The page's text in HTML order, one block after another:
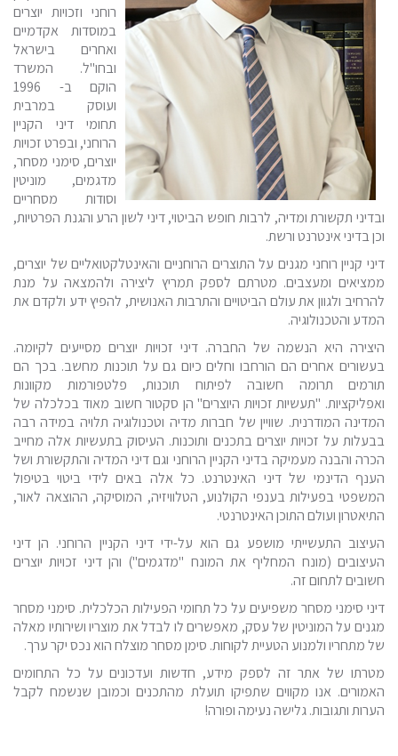
רוחני וזכויות יוצרים
במוסדות אקדמיים
ואחרים בישראל
ובחו"ל. המשרד
הוקם ב- 1996
ועוסק במרבית
תחומי דיני הקניין
הרוחני, ובפרט זכויות
יוצרים, סימני מסחר,
מדגמים, מוניטין
וסודות מסחריים
ובדיני תקשורת ומדיה, לרבות חופש הביטוי, דיני לשון הרע והגנת הפרטיות,
וכן בדיני אינטרנט ורשת.
דיני קניין רוחני מגנים על התוצרים הרוחניים והאינטלקטואליים של יוצרים,
ממציאים ומעצבים. מטרתם לספק תמריץ ליצירה ולהמצאה על מנת
להרחיב ולגוון את עולם הביטויים והתרבות האנושית, להפיץ ידע ולקדם את
המדע והטכנולוגיה.
היצירה היא הנשמה של החברה. דיני זכויות יוצרים מסייעים לקיומה.
בעשורים אחרים הם הורחבו וחלים כיום גם על תוכנות מחשב. בכך הם
תורמים תרומה חשובה לפיתוח תוכנות, פלטפורמות מקוונות
ואפליקציות. "תעשיות זכויות היוצרים" הן סקטור חשוב מאוד בכלכלה של
המדינה המודרנית. שוויין של חברות מדיה וטכנולוגיה תלויה במידה רבה
בבעלות על זכויות יוצרים בתכנים ותוכנות. העיסוק בתעשיות אלה מחייב
הכרה והבנה מעמיקה בדיני הקניין הרוחני וגם דיני המדיה והתקשורת ושל
הענף הדינמי של דיני האינטרנט. כל אלה באים לידי ביטוי בטיפול
המשפטי בפעילות בענפי הקולנוע, הטלוויזיה, המוסיקה, ההוצאה לאור,
התיאטרון ועולם התוכן האינטרנטי.
העיצוב התעשייתי מושפע גם הוא על-ידי דיני הקניין הרוחני. הן דיני
העיצובים (מונח המחליף את המונח "מדגמים") והן דיני זכויות יוצרים
חשובים לתחום זה.
דיני סימני מסחר משפיעים על כל תחומי הפעילות הכלכלית. סימני מסחר
מגנים על המוניטין של עסק, מאפשרים לו לבדל את מוצריו ושירותיו מאלה
של מתחריו ולמנוע הטעיית לקוחות. סימן מסחר מוצלח הוא נכס יקר ערך.
מטרתו של אתר זה לספק מידע, חדשות ועדכונים על כל התחומים
האמורים. אנו מקווים שתפיקו תועלת מהתכנים וכמובן שנשמח לקבל
הערות ותגובות. גלישה נעימה ופורה!